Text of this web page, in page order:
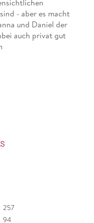
- aber es macht
und Daniel der
auch privat gut
der Landschaft und
großartig. Jutta
ist wieder sehr
Instagram
257
94